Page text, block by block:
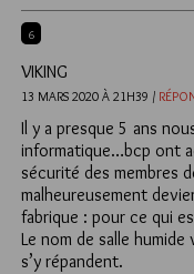
6
VIKING
13 MARS 2020 À 21H39 /
Il y a presque 5 ans
informatique…bcp ont
sécurité des membres
malheureusement
fabrique : pour ce qui
Le nom de salle
s’y répandent.